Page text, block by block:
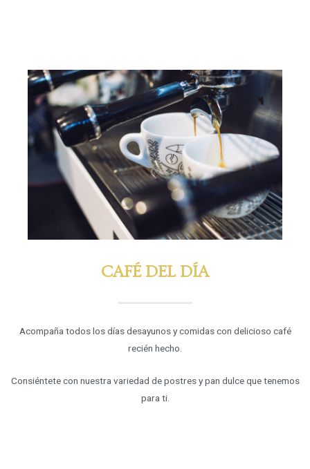
CAFÉ DEL DÍA
Acompaña todos los días desayunos y comidas con delicioso café
recién hecho.
Consiéntete con nuestra variedad de postres y pan dulce que tenemos
para ti.